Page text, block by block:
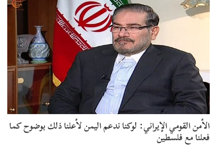
الأمن القومي الإيراني: لوكنا ندعم اليمن لأعلنا ذلك بوضوح كما
فعلنا مع فلسطين